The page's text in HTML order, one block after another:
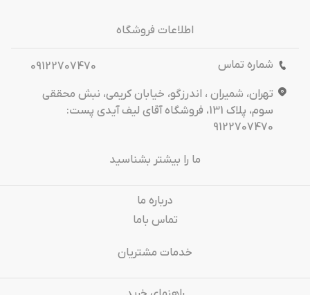
اطلاعات فروشگاه
شماره تماس
09122707470
تهران، شمیران ، اندرزگو، خیابان کریمی، نبش محققی
سوم، پلاک 131، فروشگاه آقای لیف آیدی پست:
9122707470
ما را بیشتر بشناسید
درباره‌ ما
تماس باما
خدمات مشتریان